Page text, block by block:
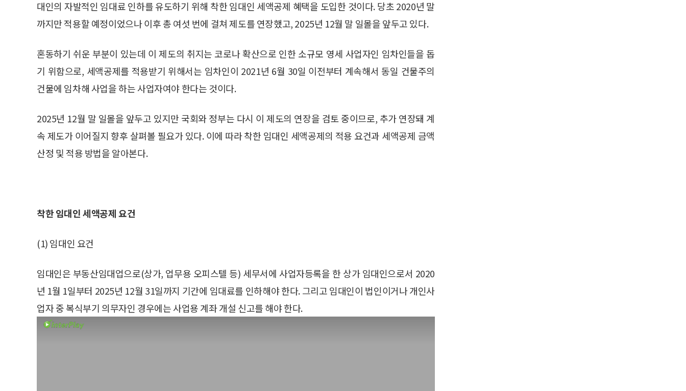
대인의 자발적인 임대료 인하를 유도하기 위해 착한 임대인 세액공제 혜택을 도입한 것이다. 당초 2020년 말
까지만 적용할 예정이었으나 이후 총 여섯 번에 걸쳐 제도를 연장했고, 2025년 12월 말 일몰을 앞두고 있다.
혼동하기 쉬운 부분이 있는데 이 제도의 취지는 코로나 확산으로 인한 소규모 영세 사업자인 임차인들을 돕
기 위함으로, 세액공제를 적용받기 위해서는 임차인이 2021년 6월 30일 이전부터 계속해서 동일 건물주의
건물에 임차해 사업을 하는 사업자여야 한다는 것이다.
2025년 12월 말 일몰을 앞두고 있지만 국회와 정부는 다시 이 제도의 연장을 검토 중이므로, 추가 연장돼 계
속 제도가 이어질지 향후 살펴볼 필요가 있다. 이에 따라 착한 임대인 세액공제의 적용 요건과 세액공제 금액
산정 및 적용 방법을 알아본다.
착한 임대인 세액공제 요건
(1) 임대인 요건
임대인은 부동산임대업으로(상가, 업무용 오피스텔 등) 세무서에 사업자등록을 한 상가 임대인으로서 2020
년 1월 1일부터 2025년 12월 31일까지 기간에 임대료를 인하해야 한다. 그리고 임대인이 법인이거나 개인사
업자 중 복식부기 의무자인 경우에는 사업용 계좌 개설 신고를 해야 한다.